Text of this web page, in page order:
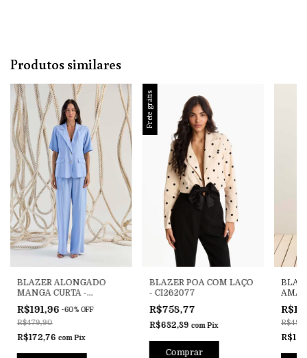
Produtos similares
BLAZER ALONGADO
MANGA CURTA -
CAV261815
R$191,96 -60% OFF
R$479,90
R$172,76 com Pix
Frete grátis
BLAZER POA COM LAÇO
- CI262077
R$758,77
R$682,89 com Pix
Comprar